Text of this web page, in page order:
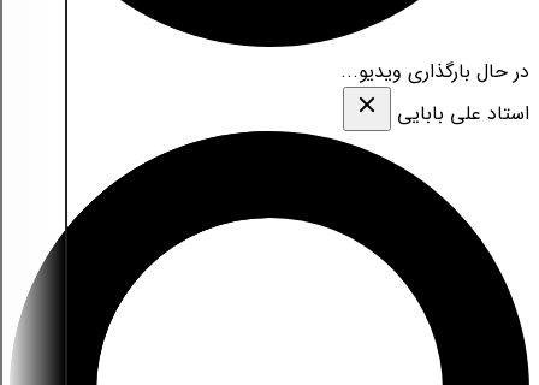
در حال بارگذاری ویدیو...
استاد علی بابایی